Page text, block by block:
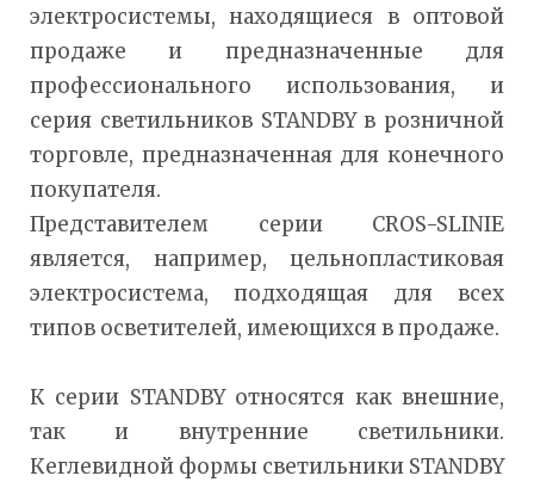
электросистемы, находящиеся в оптовой
продаже и предназначенные для
профессионального использования, и
серия светильников STANDBY в розничной
торговле, предназначенная для конечного
покупателя.
Представителем серии CROS-SLINIE
является, например, цельнопластиковая
электросистема, подходящая для всех
типов осветителей, имеющихся в продаже.
К серии STANDBY относятся как внешние,
так и внутренние светильники.
Кеглевидной формы светильники STANDBY